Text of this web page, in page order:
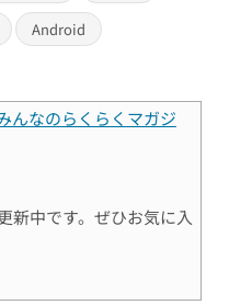
Android
みんなのらくらくマガジ
新中です。ぜひお気に入